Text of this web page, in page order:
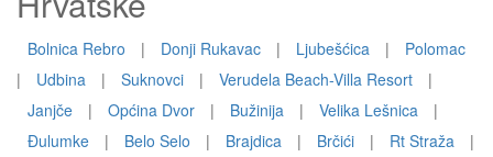
Bolnica Rebro | Donji Rukavac | Ljubešćica |
Polomac
|
Udbina | Suknovci | Verudela Beach-Villa Resort
|
Janjče
| Općina Dvor | Bužinija | Velika Lešnica
|
Ðulumke
| Belo Selo | Brajdica | Brčići | Rt Straža
|